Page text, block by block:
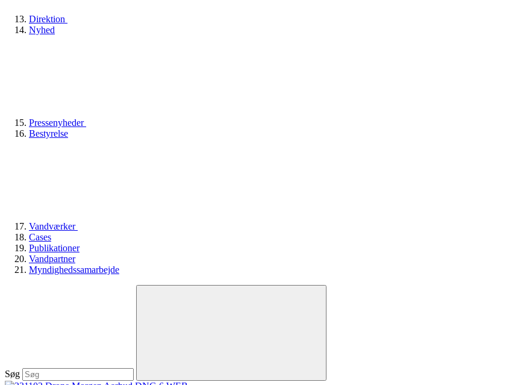
Direktion
Nyhed
Pressenyheder
Bestyrelse
Vandværker
Cases
Publikationer
Vandpartner
Myndighedssamarbejde
Søg